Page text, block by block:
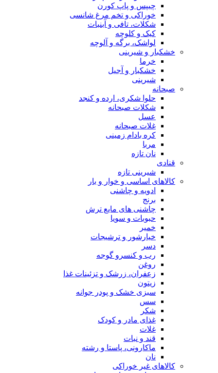
چیپس و پاپ کورن
خوراکی و تخم مرغ شانسی
شکلات، تافی و آبنبات
کیک و کلوچه
لواشک، برگه و آلوچه
خشکبار و شیرینی
خرما
خشکبار و آجیل
شیرینی
صبحانه
حلوا شکری، ارده و کنجد
شکلات صبحانه
عسل
غلات صبحانه
کره بادام زمینی
مربا
نان تازه
قنادی
شیرینی تازه
کالاهای اساسی و خوار و بار
ادویه و چاشنی
برنج
چاشنی های مایع ترش
حبوبات و سویا
خمیر
خیارشور و ترشیجات
دسر
رب و کنسرو گوجه
روغن
زعفران، زرشک و تزئینات غذا
زیتون
سبزی خشک و پودر جوانه
سس
شکر
غذای مادر و کودک
غلات
قند و نبات
ماکارونی، پاستا و رشته
نان
کالاهای غیر خوراکی